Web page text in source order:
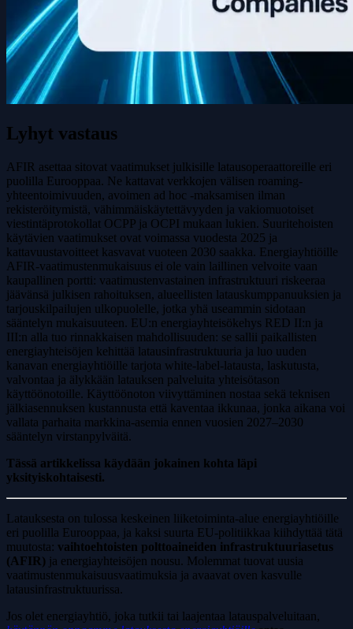
Lyhyt vastaus
AFIR asettaa sitovat vaatimukset julkisille lataus­operaattoreille eri
puolilla Eurooppaa. Ne kattavat verkkojen välisen roaming-
yhteentoimivuuden, avoimen ad hoc -maksamisen ilman
rekisteröitymistä, vähimmäiskäytettävyyden ja vakiomuotoiset
viestintäprotokollat OCPP ja OCPI mukaan lukien. Suuritehoisten
käytävien vaatimukset ovat voimassa vuodesta 2025 ja
kattavuustavoitteet kasvavat vuoteen 2030 saakka. Energiayhtiöille
AFIR-vaatimustenmukaisuus ei ole vain laillinen velvoite vaan
kaupallinen portti: vaatimustenvastainen infrastruktuuri riskeeraa
jäävänsä julkisen rahoituksen, alueellisten lataus­kumppanuuksien ja
tarjouskilpailujen ulkopuolelle, jotka yhä useammin sidotaan
sääntelyn mukaisuuteen. EU:n energiayhteisö­kehys RED II:n ja
III:n alla tuo rinnakkaisen mahdollisuuden: se sallii paikallisten
energiayhteisöjen kehittää latausinfrastruktuuria ja luo uuden
kanavan energiayhtiöille tarjota white-label-latausta, laskutusta,
valvontaa ja älykkään latauksen palveluita yhteisötason
käyttöönotoille. Käyttöönoton viivyttäminen nostaa sekä teknisen
jälkiasennuksen kustannusta että kaventaa ikkunaa, jonka aikana voi
vallata parhaita markkina-asemia ennen vuosien 2027–2030
sääntelyn virstanpylväitä.
Tässä artikkelissa käydään jokainen kohta läpi
yksityiskohtaisesti.
Latauksesta on tulossa keskeinen liiketoiminta-alue energiayhtiöille
eri puolilla Eurooppaa, ja kaksi suurta EU-politiikkaa kiihdyttää tätä
muutosta: vaihtoehtoisten polttoaineiden infrastruktuuriasetus
(AFIR) ja energiayhteisöjen nousu. Molemmat tuovat uusia
vaatimustenmukaisuus­vaatimuksia ja avaavat oven kasvulle
latausinfrastruktuurissa.
Jos olet energiayhtiö, joka tutkii tai laajentaa latauspalveluitaan,